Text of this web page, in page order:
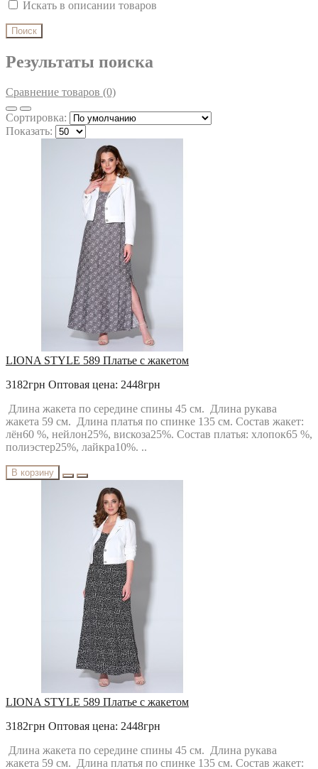
Искать в описании товаров
Результаты поиска
Сравнение товаров (0)
Сортировка:
Показать:
LIONA STYLE 589 Платье с жакетом
3182грн Оптовая цена: 2448грн
Длина жакета по середине спины 45 см. Длина рукава
жакета 59 см. Длина платья по спинке 135 см. Состав жакет:
лён60 %, нейлон25%, вискоза25%. Состав платья: хлопок65 %,
полиэстер25%, лайкра10%. ..
В корзину
LIONA STYLE 589 Платье с жакетом
3182грн Оптовая цена: 2448грн
Длина жакета по середине спины 45 см. Длина рукава
жакета 59 см. Длина платья по спинке 135 см. Состав жакет: